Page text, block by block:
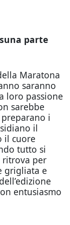
parte
Maratona
saranno
loro passione
sarebbe
i
il
il cuore
tutto si
ritrova per
grigliata e
entusiasmo